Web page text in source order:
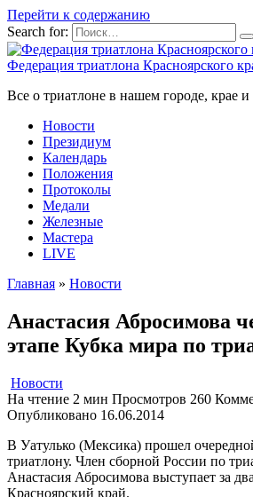
Перейти к содержанию
Search for:
Федерация триатлона Красноярского
Все о триатлоне в нашем городе, крае и
Новости
Президиум
Календарь
Положения
Протоколы
Медали
Железные
Мастера
LIVE
Главная » Новости
Анастасия Абросимова
этапе Кубка мира по
Новости
На чтение 2 мин Просмотров 260
Опубликовано 16.06.2014
В Уатулько (Мексика) прошел
триатлону. Член сборной России по
Анастасия Абросимова выступает за
Красноярский край.